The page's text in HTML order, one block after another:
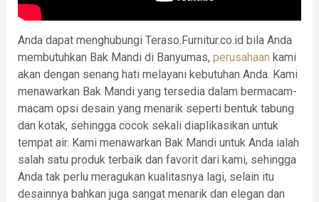
Anda dapat menghubungi Teraso.Furnitur.co.id bila Anda
membutuhkan Bak Mandi di Banyumas, perusahaan kami
akan dengan senang hati melayani kebutuhan Anda. Kami
menawarkan Bak Mandi yang tersedia dalam bermacam-
macam opsi desain yang menarik seperti bentuk tabung
dan kotak, sehingga cocok sekali diaplikasikan untuk
tempat air. Kami menawarkan Bak Mandi untuk Anda ialah
salah satu produk terbaik dan favorit dari kami, sehingga
Anda tak perlu meragukan kualitasnya lagi, selain itu
desainnya bahkan juga sangat menarik dan elegan dan